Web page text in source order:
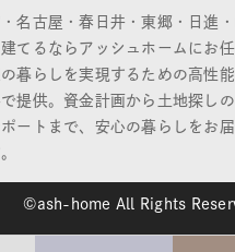
名古屋・春日井・東郷・日進
てるならアッシュホームにお
暮らしを実現するための高性
提供。資金計画から土地探し
ートまで、安心の暮らしをお
©ash-home All Rights